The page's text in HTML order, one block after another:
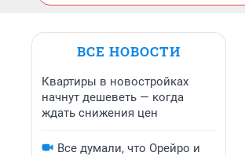
ВСЕ НОВОСТИ
Квартиры в новостройках
начнут дешеветь — когда
ждать снижения цен
Все думали, что Орейро и